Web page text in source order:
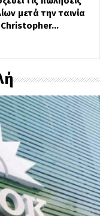
μετά την ταινία